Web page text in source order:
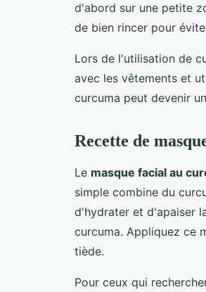
d'abord sur une petite
de bien rincer pour
Lors de l'utilisation de
avec les vêtements et
curcuma peut devenir
Recette de
Le masque facial au
simple combine du
d'hydrater et d'apaiser
curcuma. Appliquez ce
tiède.
Pour ceux qui